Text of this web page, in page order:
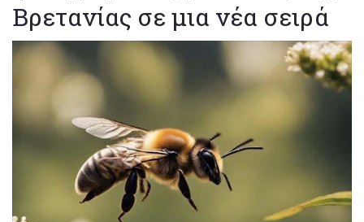
Βρετανίας σε μια νέα σειρά